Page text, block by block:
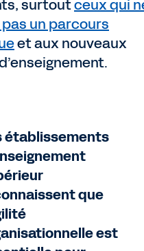
surtoutceux qui
un parcours
et aux nouveaux
établissements
que
est